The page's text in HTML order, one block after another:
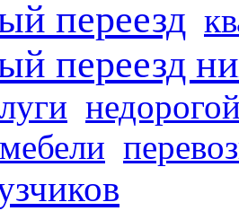
переезд
переезд